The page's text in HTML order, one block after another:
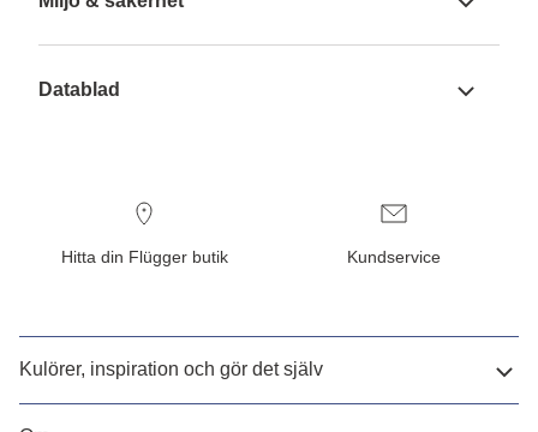
Datablad
Hitta din Flügger butik Kundservice
Kulörer, inspiration och gör det själv